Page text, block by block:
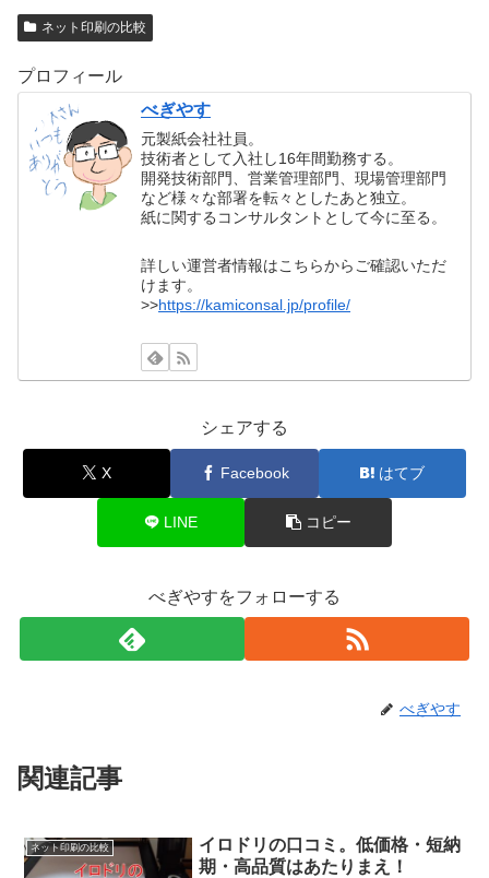
ネット印刷の比較
プロフィール
べぎやす
元製紙会社社員。
技術者として入社し16年間勤務する。
開発技術部門、営業管理部門、現場管理部門
など様々な部署を転々としたあと独立。
紙に関するコンサルタントとして今に至る。
詳しい運営者情報はこちらからご確認いただ
けます。
>>https://kamiconsal.jp/profile/
シェアする
X Facebook はてブ
LINE コピー
べぎやすをフォローする
べぎやす
関連記事
ネット印刷の比較
イロドリの口コミ。低価格・短納
期・高品質はあたりまえ！